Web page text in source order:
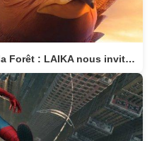
Wildwood - La Prophétie de la Forêt : LAIKA nous invite dans un monde magique